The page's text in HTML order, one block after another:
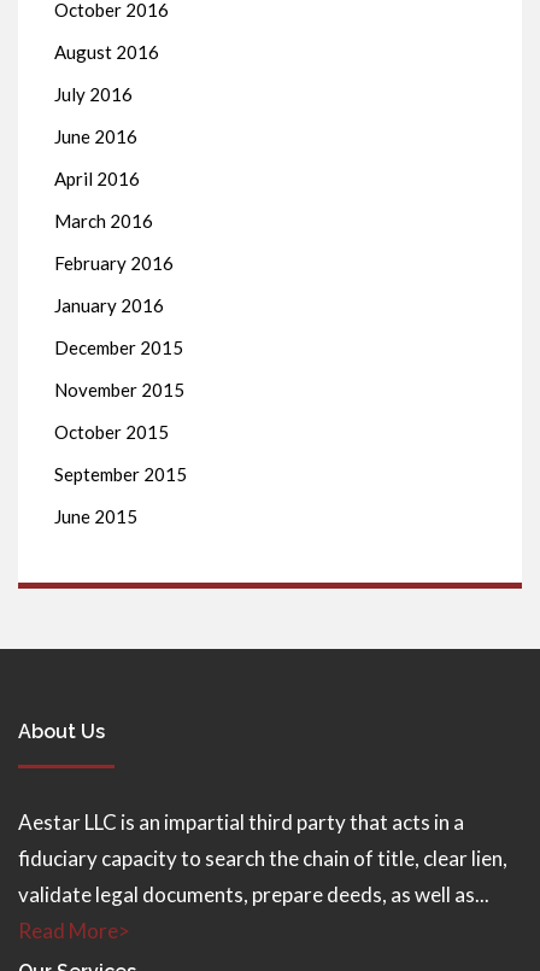
October 2016
August 2016
July 2016
June 2016
April 2016
March 2016
February 2016
January 2016
December 2015
November 2015
October 2015
September 2015
June 2015
About Us
Aestar LLC is an impartial third party that acts in a
fiduciary capacity to search the chain of title, clear lien,
validate legal documents, prepare deeds, as well as...
Read More>